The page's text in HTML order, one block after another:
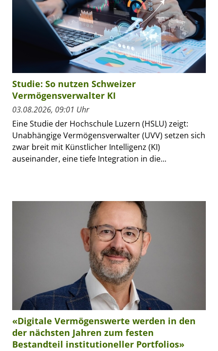
Studie: So nutzen Schweizer
Vermögensverwalter KI
03.08.2026, 09:01 Uhr
Eine Studie der Hochschule Luzern (HSLU) zeigt:
Unabhängige Vermögensverwalter (UVV) setzen sich
zwar breit mit Künstlicher Intelligenz (KI)
auseinander, eine tiefe Integration in die...
«Digitale Vermögenswerte werden in den
der nächsten Jahren zum festen
Bestandteil institutioneller Portfolios»